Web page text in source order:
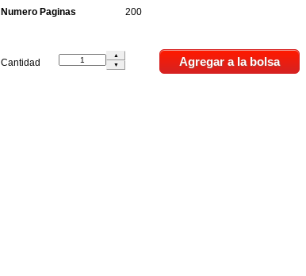
Numero Paginas 200
Cantidad